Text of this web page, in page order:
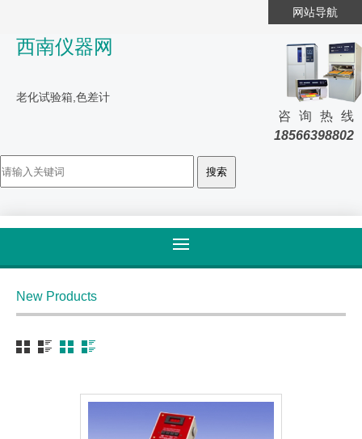
网站导航
西南仪器网
老化试验箱,色差计
咨询热线
18566398802
油性油墨
New Products